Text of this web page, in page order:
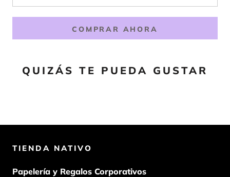
COMPRAR AHORA
QUIZÁS TE PUEDA GUSTAR
TIENDA NATIVO
Papelería y Regalos Corporativos